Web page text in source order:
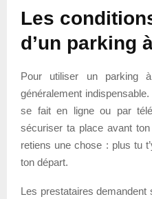
Les
d’un parking
Pour utiliser un parking
généralement
se fait en ligne ou par
sécuriser ta place avant
retiens une chose : plus tu
ton départ.
Les prestataires demandent